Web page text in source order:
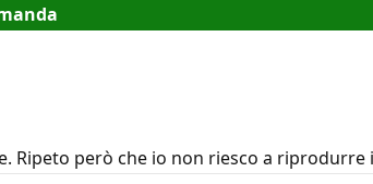
Ripeto però che io non riesco a